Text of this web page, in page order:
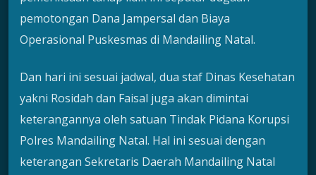
pemotongan Dana Jampersal dan Biaya
Operasional Puskesmas di Mandailing Natal.
Dan hari ini sesuai jadwal, dua staf Dinas Kesehatan
yakni Rosidah dan Faisal juga akan dimintai
keterangannya oleh satuan Tindak Pidana Korupsi
Polres Mandailing Natal. Hal ini sesuai dengan
keterangan Sekretaris Daerah Mandailing Natal